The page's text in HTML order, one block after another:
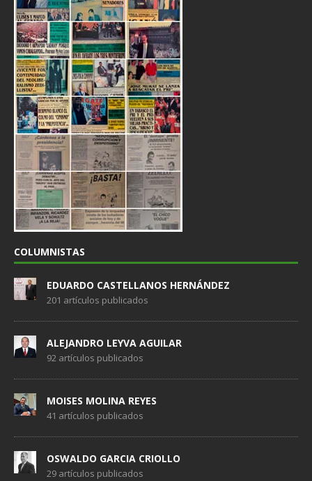
COLUMNISTAS
EDUARDO CASTELLANOS HERNÁNDEZ
201 artículos publicados
ALEJANDRO LEYVA AGUILAR
92 artículos publicados
MOISES MOLINA REYES
41 artículos publicados
OSWALDO GARCIA CRIOLLO
29 artículos publicados